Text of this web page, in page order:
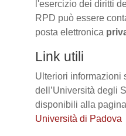
l'esercizio dei diritti
RPD può essere
posta elettronica
Link utili
Ulteriori informazioni
dell’Università degli
disponibili alla pagina
Università di Padova